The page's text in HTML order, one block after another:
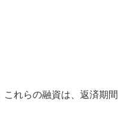
れらの融資は、返済期間